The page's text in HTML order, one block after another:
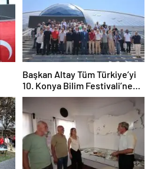
Başkan Altay Tüm Türkiye’yi
10. Konya Bilim Festivali’ne
Davet Etti